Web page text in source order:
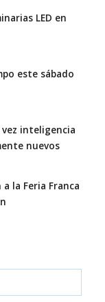
LED en
este sábado
inteligencia
nuevos
la Feria Franca